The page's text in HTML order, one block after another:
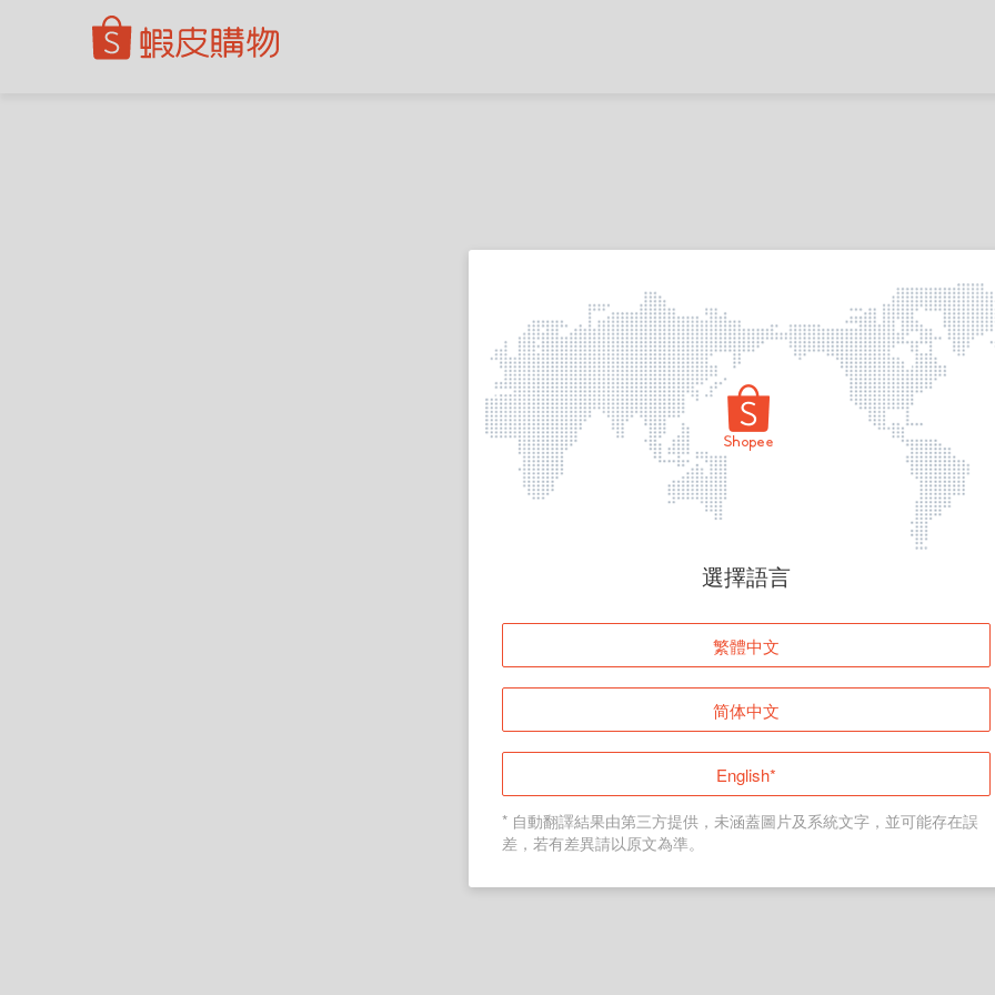
頁面無法顯示
登入
返回首頁
選擇語言
繁體中文
简体中文
English*
* 自動翻譯結果由第三方提供，未涵蓋圖片及系統文字，並可能存在誤
差，若有差異請以原文為準。